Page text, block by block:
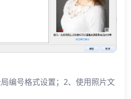
编号格式设置；2、使用照片文